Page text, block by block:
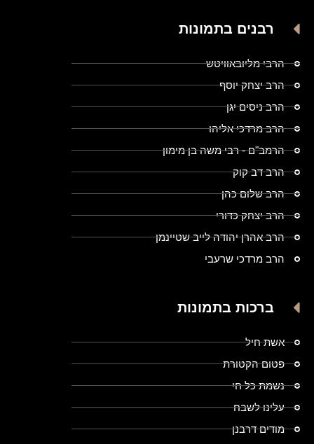
רבנים בתמונות
הרבי מליובאוויטש
הרב יצחק יוסף
הרב ניסים יגן
הרב מרדכי אליהו
הרמב"ם - רבי משה בן מימון
הרב דב קוק
הרב שלום כהן
הרב יצחק כדורי
הרב אהרן יהודה לייב שטיינמן
הרב מרדכי שרעבי
ברכות בתמונות
אשת חיל
פטום הקטורת
נשמת כל חי
עלינו לשבח
מודים דרבנן